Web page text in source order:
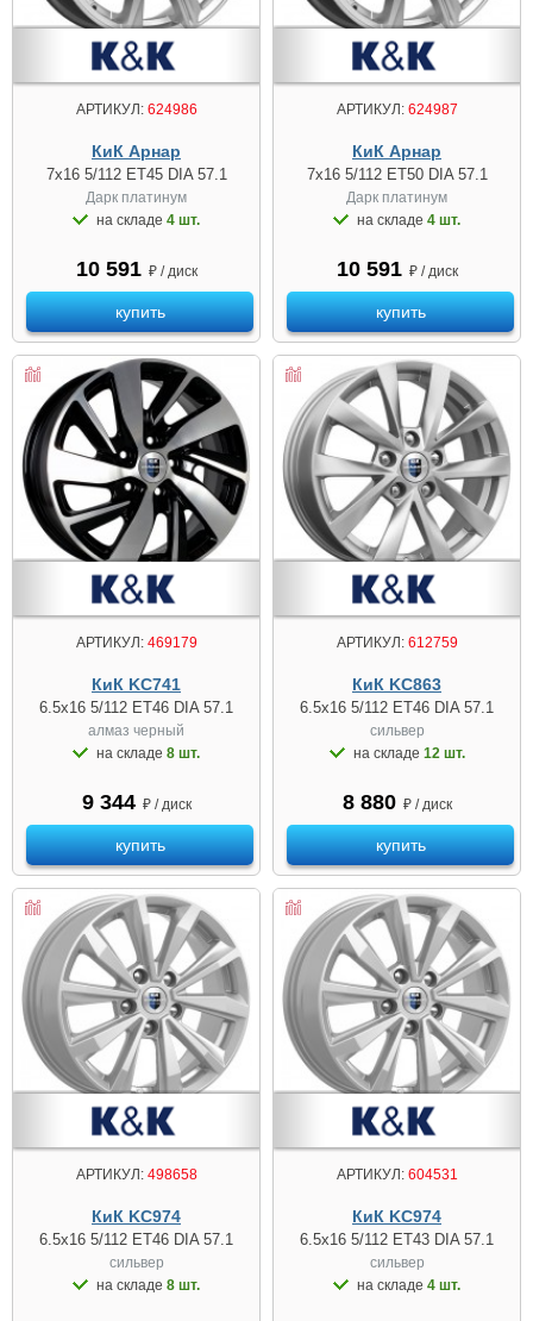
АРТИКУЛ:624986
КиК Арнар
7x16 5/112 ET45 DIA 57.1
Дарк платинум
на складе 4 шт.
10 591 ₽ / диск
купить
АРТИКУЛ:624987
КиК Арнар
7x16 5/112 ET50 DIA 57.1
Дарк платинум
на складе 4 шт.
10 591 ₽ / диск
купить
АРТИКУЛ:469179
КиК KC741
6.5x16 5/112 ET46 DIA 57.1
алмаз черный
на складе 8 шт.
9 344 ₽ / диск
купить
АРТИКУЛ:612759
КиК KC863
6.5x16 5/112 ET46 DIA 57.1
сильвер
на складе 12 шт.
8 880 ₽ / диск
купить
АРТИКУЛ:498658
КиК KC974
6.5x16 5/112 ET46 DIA 57.1
сильвер
на складе 8 шт.
АРТИКУЛ:604531
КиК KC974
6.5x16 5/112 ET43 DIA 57.1
сильвер
на складе 4 шт.